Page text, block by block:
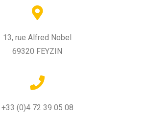
13, rue Alfred Nobel
69320 FEYZIN
+33 (0)4 72 39 05 08